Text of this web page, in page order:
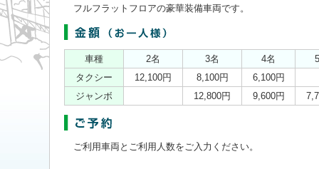
フルフラットフロアの豪華装備車両です。
車種 2名 3名 4名
タクシー
12,100円 8,100円
6,100円
ジャンボ
12,800円 9,600円
ご利用車両とご利用人数をご入力ください。